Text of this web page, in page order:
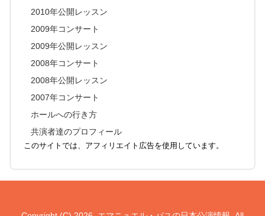
2010年公開レッスン
2009年コンサート
2009年公開レッスン
2008年コンサート
2008年公開レッスン
2007年コンサート
ホールへの行き方
共演者達のプロフィール
このサイトでは、アフィリエイト広告を使用しています。